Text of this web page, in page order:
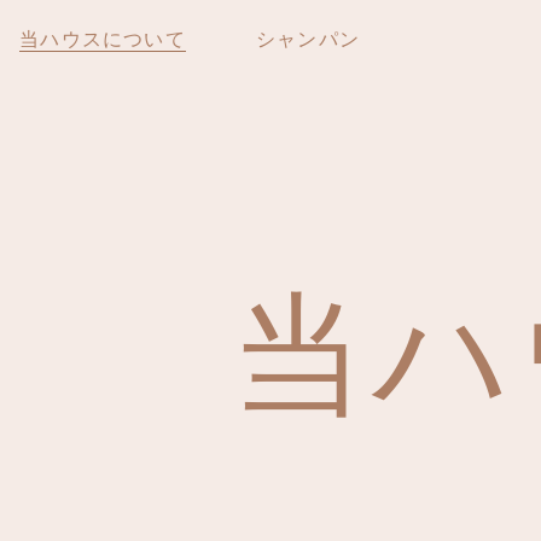
当ハウスについて シャンパン
当